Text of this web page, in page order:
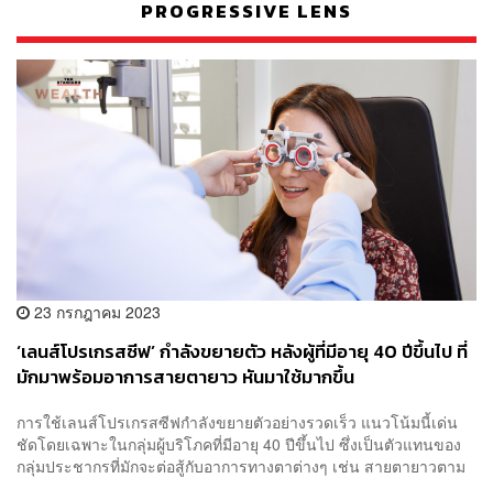
PROGRESSIVE LENS
23 กรกฎาคม 2023
‘เลนส์โปรเกรสซีฟ’ กำลังขยายตัว หลังผู้ที่มีอายุ 40 ปีขึ้นไป ที่
มักมาพร้อมอาการสายตายาว หันมาใช้มากขึ้น
การใช้เลนส์โปรเกรสซีฟกำลังขยายตัวอย่างรวดเร็ว แนวโน้มนี้เด่น
ชัดโดยเฉพาะในกลุ่มผู้บริโภคที่มีอายุ 40 ปีขึ้นไป ซึ่งเป็นตัวแทนของ
กลุ่มประชากรที่มักจะต่อสู้กับอาการทางตาต่างๆ เช่น สายตายาวตาม